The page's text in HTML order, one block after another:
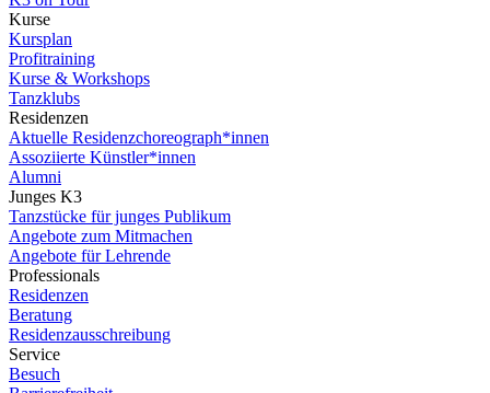
Kurse
Kursplan
Profitraining
Kurse & Workshops
Tanzklubs
Residenzen
Aktuelle Residenzchoreograph*innen
Assoziierte Künstler*innen
Alumni
Junges K3
Tanzstücke für junges Publikum
Angebote zum Mitmachen
Angebote für Lehrende
Professionals
Residenzen
Beratung
Residenzausschreibung
Service
Besuch